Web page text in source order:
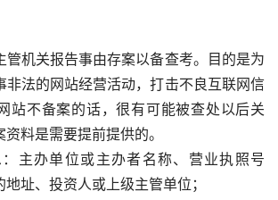
管机关报告事由存案以备查考。目的是为
非法的网站经营活动，打击不良互联网信
站不备案的话，很有可能被查处以后关
料是需要提前提供的。
主办单位或主办者名称、营业执照号
址、投资人或上级主管单位；